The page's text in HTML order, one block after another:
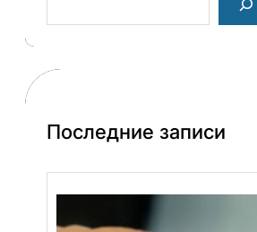
a
h
Последние записи